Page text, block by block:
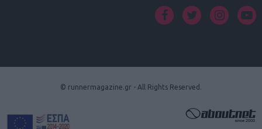
© runnermagazine.gr - All Rights Reserved.